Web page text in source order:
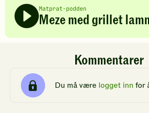
Matprat-podden
Meze med grillet
Kommentarer
Du må være logget inn for